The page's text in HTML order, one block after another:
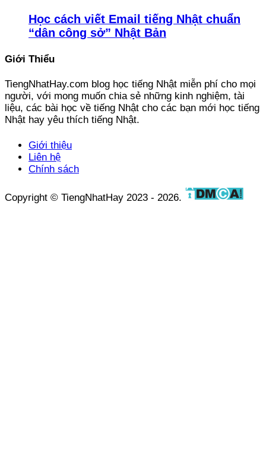
Học cách viết Email tiếng Nhật chuẩn
“dân công sở” Nhật Bản
Giới Thiểu
TiengNhatHay.com blog học tiếng Nhật miễn phí cho mọi
người, với mong muốn chia sẻ những kinh nghiệm, tài
liệu, các bài học về tiếng Nhật cho các bạn mới học tiếng
Nhật hay yêu thích tiếng Nhật.
Giới thiệu
Liên hệ
Chính sách
Copyright © TiengNhatHay 2023 - 2026.